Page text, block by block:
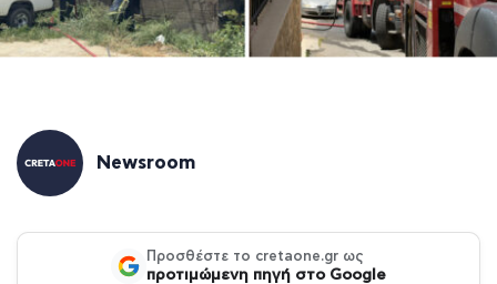
Newsroom
Προσθέστε το cretaone.gr ως
προτιμώμενη πηγή στο Google